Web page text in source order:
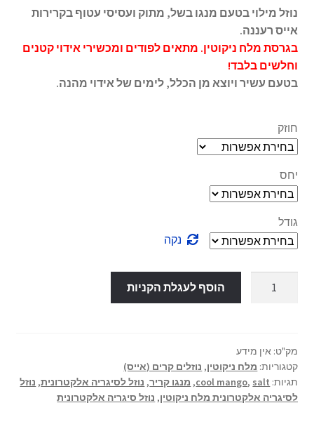
עד
נוזל מילוי בטעם מנגו בשל, מתוק ועסיסי עטוף בקרירות
אייס רעננה.
בגרסת מלח ניקוטין. מתאים לפודים ומכשירי אידוי קטנים
וחלשים בלבד!
בטעם עשיר ויוצא מן הכלל, לימים של אידוי מהנה.
חוזק
יחס
גודל
נקה
-
salt
הוסף לעגלת הקניות
מק"ט: אין מידע
קטגוריות: מלח ניקוטין, נוזלים קרים (אייס)
תגיות:
cool mango, salt
, מנגו קריר, נוזל לסיגריה אלקטרונית, נוזל
לסיגריה אלקטרונית מלח ניקוטין, נוזל סיגריה אלקטרונית